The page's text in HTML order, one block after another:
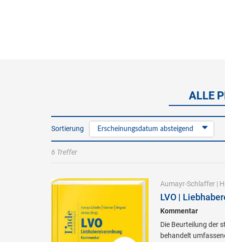
ALLE
Sortierung Erscheinungsdatum absteigend
6 Treffer
Aumayr-Schlaffer|
LVO |
Kommentar
Die Beurteilung der
behandelt